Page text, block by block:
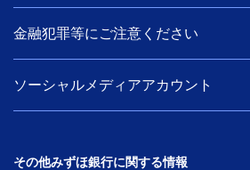
金融犯罪等にご注意ください
ソーシャルメディアアカウント
その他みずほ銀行に関する情報